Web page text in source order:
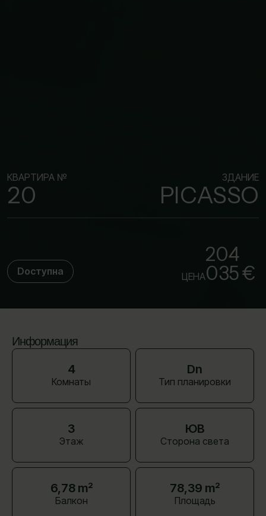
КВАРТИРА №
20
ЗДАНИЕ
PICASSO
Dоступна ЦЕНА
204
035 €
Информация
4
Комнаты
Dn
Тип планировки
3
Этаж
ЮВ
Сторона света
6,78 m²
Балкон
78,39 m²
Площадь